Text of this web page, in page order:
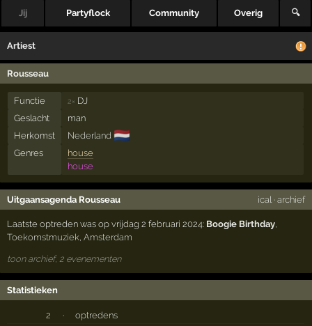
Jij Partyflock Community Overig 🔍
Artiest
Rousseau
Functie 2× DJ
Geslacht
man
Herkomst
Nederland 🇳🇱
Genres
house
house
Uitgaansagenda Rousseau ical· archief
Laatste optreden was op vrijdag 2 februari 2024: Boogie Birthday
Toekomstmuziek ,Amsterdam
toon archief, 2 evenementen
Statistieken
2 ·
optredens